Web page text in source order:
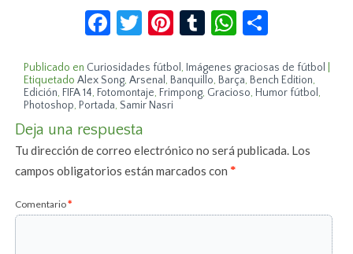
Facebook
Twitter
Pinterest
TumblrWhatsApp
Publicado en Curiosidades fútbol , Imágenes graciosas de fútbol
Etiquetado Alex Song,Arsenal , Banquillo, Barça, Bench Edition,
Edición, FIFA 14, Fotomontaje, Frimpong, Gracioso, Humor fútbol ,
Photoshop, Portada, Samir Nasri
Deja una respuesta
Tu dirección de correo electrónico no será publicada. Los
campos obligatorios están marcados con*
Comentario*